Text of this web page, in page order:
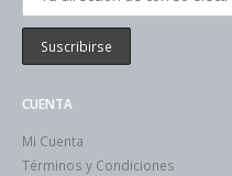
CUENTA
Mi Cuenta
Términos y Condiciones